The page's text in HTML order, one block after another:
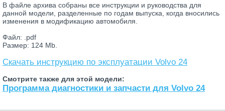
В файле архива собраны все инструкции и руководства для
данной модели, разделенные по годам выпуска, когда вносились
изменения в модификацию автомобиля.
Файл: .pdf
Размер: 124 Mb.
Скачать инструкцию по эксплуатации Volvo 24
Смотрите также для этой модели:
Программа диагностики и запчасти для Volvo 24